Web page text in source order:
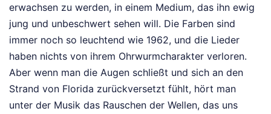
erwachsen zu werden, in einem Medium, das ihn ewig
jung und unbeschwert sehen will. Die Farben sind
immer noch so leuchtend wie 1962, und die Lieder
haben nichts von ihrem Ohrwurmcharakter verloren.
Aber wenn man die Augen schließt und sich an den
Strand von Florida zurückversetzt fühlt, hört man
unter der Musik das Rauschen der Wellen, das uns